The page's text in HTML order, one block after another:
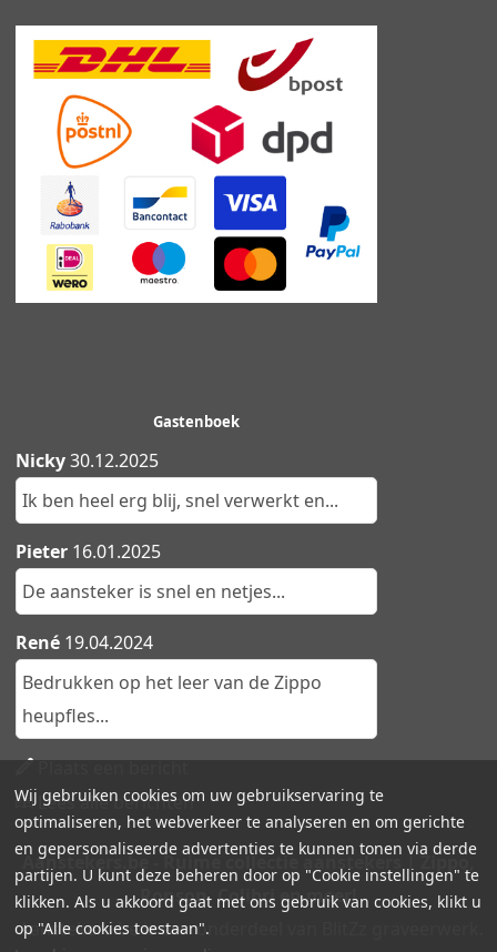
Gastenboek
Nicky30.12.2025
Ik ben heel erg blij, snel verwerkt en...
Pieter 16.01.2025
De aansteker is snel en netjes...
René 19.04.2024
Bedrukken op het leer van de Zippo
heupfles...
Plaats een bericht
Lees alle berichten
Aanstekers.be - Ruime collectie aanstekers | Zippo,
Ronson, Colibri en meer!
Aanstekers.be is een onderdeel van BlitZz graveerwerk.
Wij gebruiken cookies om uw gebruikservaring te
optimaliseren, het webverkeer te analyseren en om gerichte
en gepersonaliseerde advertenties te kunnen tonen via derde
partijen. U kunt deze beheren door op "Cookie instellingen" te
klikken. Als u akkoord gaat met ons gebruik van cookies, klikt u
op "Alle cookies toestaan".